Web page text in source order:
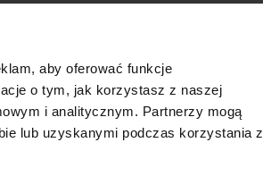
aby oferować funkcje
o tym, jak korzystasz z naszej
i analitycznym. Partnerzy mogą
lub uzyskanymi podczas korzystania z
kino
online